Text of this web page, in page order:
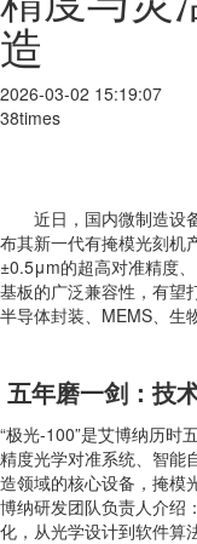
造
2026-03-02 15:19:07
38times
近日，国内微制造设
布其新一代有掩模光刻机
±0.5μm的超高对准精度
基板的广泛兼容性，有望
半导体封装、MEMS、生
五年磨一剑：技
“极光-100”是艾博纳历时
精度光学对准系统、智能
造领域的核心设备，掩模
博纳研发团队负责人介绍
化，从光学设计到软件算